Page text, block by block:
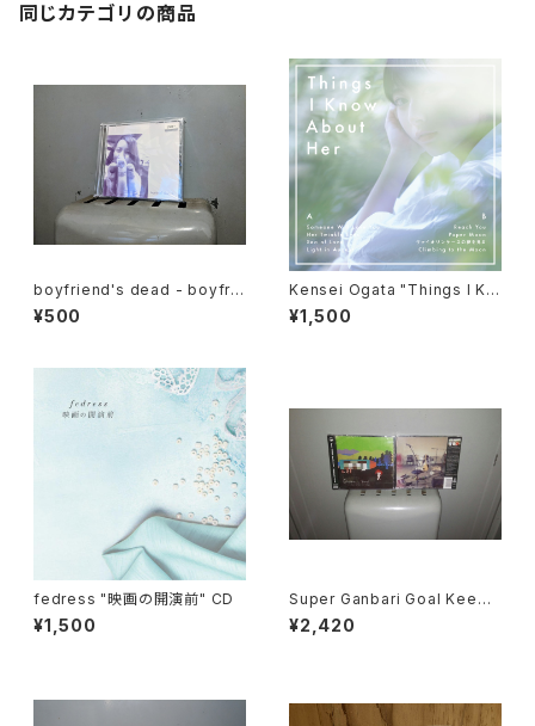
同じカテゴリの商品
boyfriend's dead - boyfrie
nd's dead E.P.
¥500
Kensei Ogata "Things I Kn
ow About Her" CD
¥1,500
fedress "映画の開演前" CD
¥1,500
Super Ganbari Goal Keepe
rs "Dodometic Youth"
¥2,420